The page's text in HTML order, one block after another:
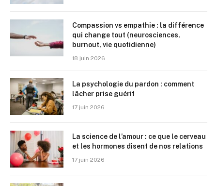
Compassion vs empathie : la différence
qui change tout (neurosciences,
burnout, vie quotidienne)
18 juin 2026
La psychologie du pardon : comment
lâcher prise guérit
17 juin 2026
La science de l’amour : ce que le cerveau
et les hormones disent de nos relations
17 juin 2026